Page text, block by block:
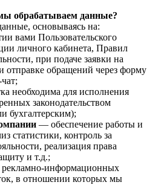
обрабатываем данные?
основываясь на:
вами Пользовательского
личного кабинета, Правил
при подаче заявки на
отправке обращений через форму
необходима для исполнения
законодательством
бухгалтерским);
— обеспечение работы и
статистики, контроль за
реализация права
и т.д.;
информационных
в отношении которых мы